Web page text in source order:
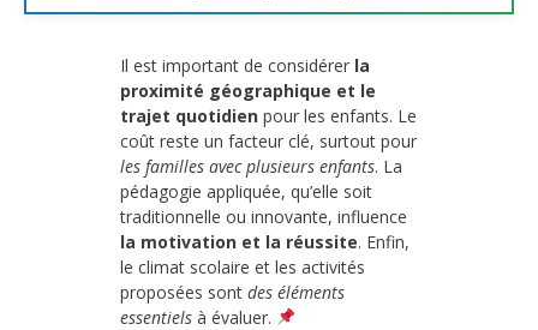
Il est important de considérer la
proximité géographique et le
trajet quotidien pour les enfants. Le
coût reste un facteur clé, surtout pour
les familles avec plusieurs enfants. La
pédagogie appliquée, qu’elle soit
traditionnelle ou innovante, influence
la motivation et la réussite. Enfin,
le climat scolaire et les activités
proposées sont des éléments
essentiels à évaluer.